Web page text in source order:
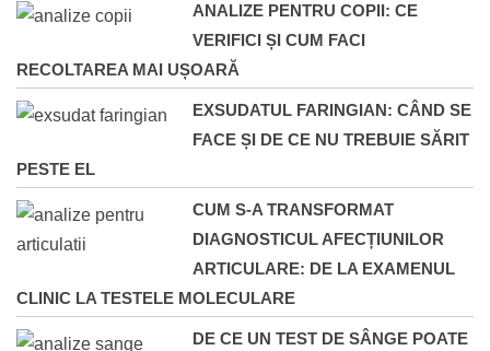
ANALIZE PENTRU COPII: CE
VERIFICI ȘI CUM FACI
RECOLTAREA MAI UȘOARĂ
EXSUDATUL FARINGIAN: CÂND SE
FACE ȘI DE CE NU TREBUIE SĂRIT
PESTE EL
CUM S-A TRANSFORMAT
DIAGNOSTICUL AFECȚIUNILOR
ARTICULARE: DE LA EXAMENUL
CLINIC LA TESTELE MOLECULARE
DE CE UN TEST DE SÂNGE POATE